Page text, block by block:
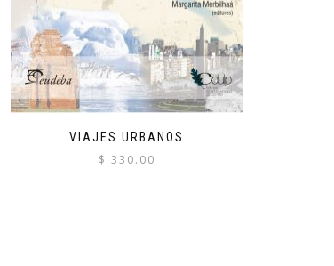
VIAJES URBANOS
$ 330.00